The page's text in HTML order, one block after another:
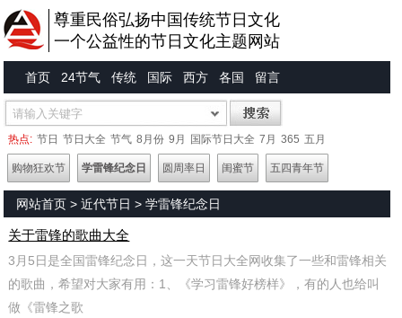
尊重民俗弘扬中国传统节日文化
一个公益性的节日文化主题网站
首页 24节气 传统 国际 西方 各国 留言
热点: 节日 节日大全 节气 8月份 9月 国际节日大全 7月 365 五月
购物狂欢节 学雷锋纪念日 圆周率日 闺蜜节 五四青年节
网站首页 >近代节日 >学雷锋纪念日
关于雷锋的歌曲大全
3月5日是全国雷锋纪念日，这一天节日大全网收集了一些和雷锋相关
的歌曲，希望对大家有用：1、《学习雷锋好榜样》，有的人也给叫
做《雷锋之歌